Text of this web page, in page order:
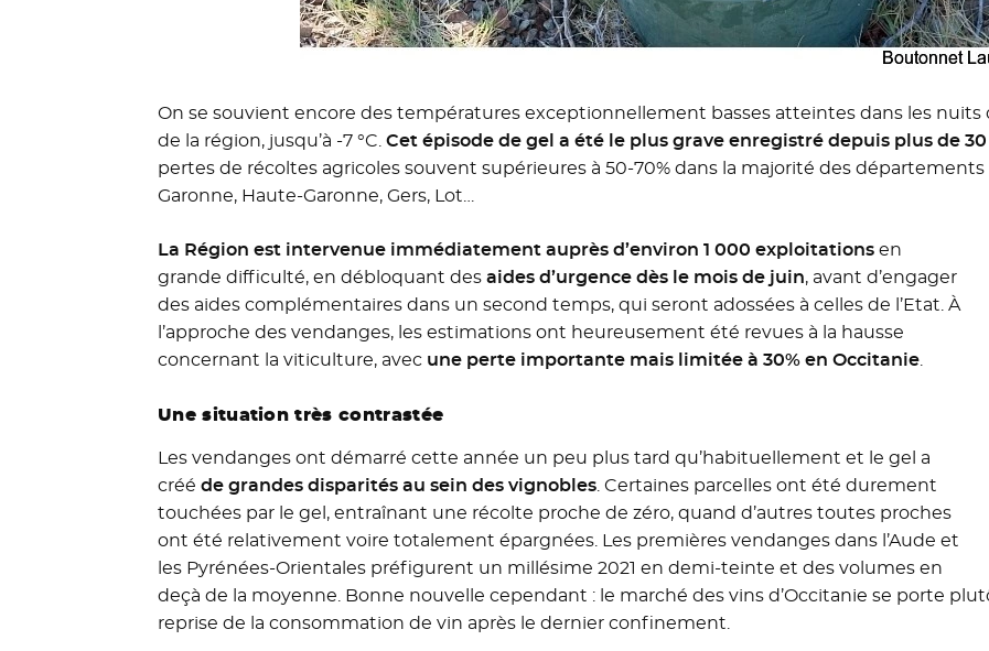
On se souvient encore des températures exceptionnellement basses atteintes dans les nuits
de la région, jusqu’à -7 °C. Cet épisode de gel a été le plus grave enregistré depuis plus de 30
pertes de récoltes agricoles souvent supérieures à 50-70% dans la majorité des départements
Garonne, Haute-Garonne, Gers, Lot…
La Région est intervenue immédiatement auprès d’environ 1 000 exploitationsen
grande difficulté, en débloquant des aides d’urgence dès le mois de juin, avant d’engager
des aides complémentaires dans un second temps, qui seront adossées à celles de l’Etat. À
l’approche des vendanges, les estimations ont heureusement été revues à la hausse
concernant la viticulture, avec une perte importante mais limitée à 30% en Occitanie.
Une situation très contrastée
Les vendanges ont démarré cette année un peu plus tard qu’habituellement et le gel a
créé de grandes disparités au sein des vignobles. Certaines parcelles ont été durement
touchées par le gel, entraînant une récolte proche de zéro, quand d’autres toutes proches
ont été relativement voire totalement épargnées. Les premières vendanges dans l’Aude et
les Pyrénées-Orientales préfigurent un millésime 2021 en demi-teinte et des volumes en
deçà de la moyenne. Bonne nouvelle cependant : le marché des vins d’Occitanie se porte
reprise de la consommation de vin après le dernier confinement.